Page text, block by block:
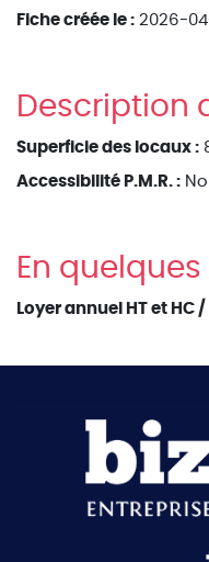
Fiche créée le : 2026-
Description
Superficie des locaux :
Accessibilité P.M.R. :
En
Loyer annuel HT et HC /